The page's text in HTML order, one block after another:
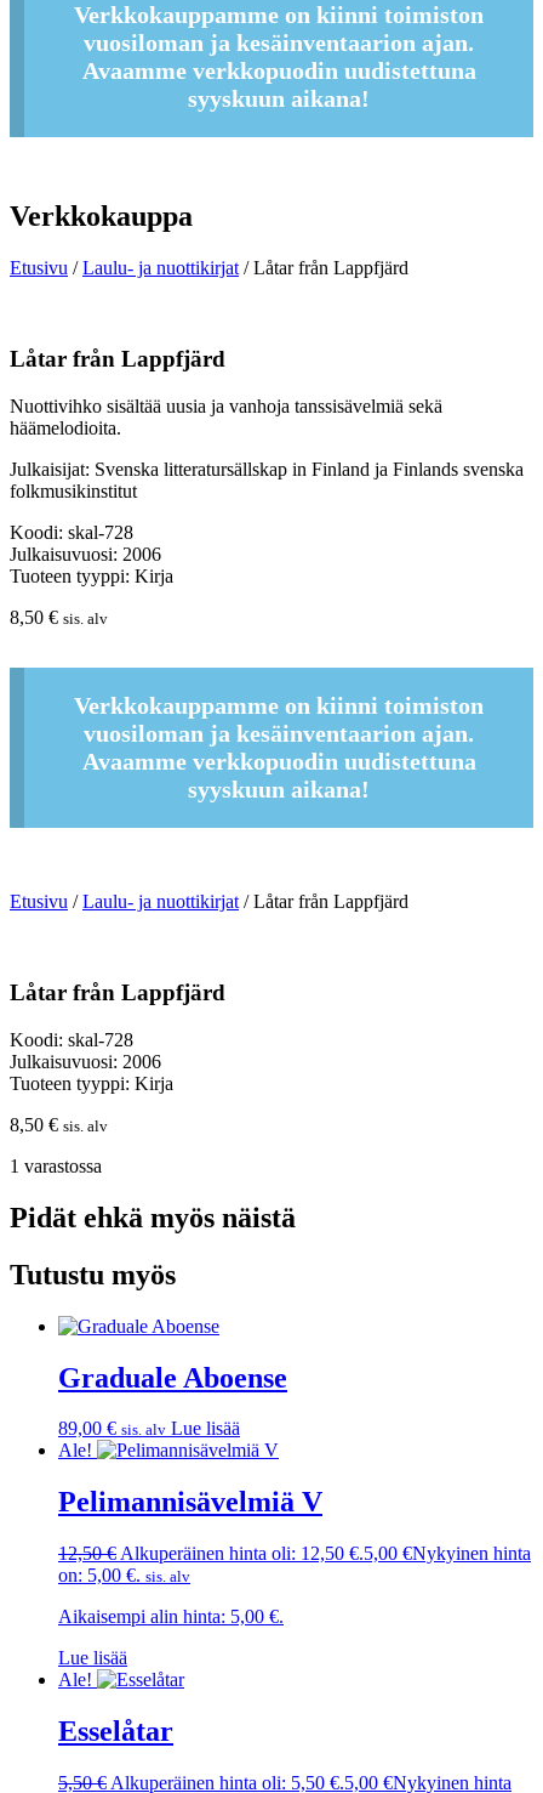
Verkkokauppamme on kiinni toimiston
vuosiloman ja kesäinventaarion ajan.
Avaamme verkkopuodin uudistettuna
syyskuun aikana!
Verkkokauppa
Etusivu /Laulu- ja nuottikirjat / Låtar från Lappfjärd
Låtar från Lappfjärd
Nuottivihko sisältää uusia ja vanhoja tanssisävelmiä sekä
häämelodioita.
Julkaisijat: Svenska litteratursällskap in Finland ja Finlands svenska
folkmusikinstitut
Koodi: skal-728
Julkaisuvuosi: 2006
Tuoteen tyyppi: Kirja
8,50 € sis. alv
Verkkokauppamme on kiinni toimiston
vuosiloman ja kesäinventaarion ajan.
Avaamme verkkopuodin uudistettuna
syyskuun aikana!
Etusivu /Laulu- ja nuottikirjat/ Låtar från Lappfjärd
Låtar från Lappfjärd
Koodi: skal-728
Julkaisuvuosi: 2006
Tuoteen tyyppi: Kirja
8,50 € sis. alv
1 varastossa
Pidät ehkä myös näistä
Tutustu myös
Graduale Aboense
89,00 € sis. alv Lue lisää
Ale!
Pelimannisävelmiä V
12,50€ Alkuperäinen hinta oli: 12,50 €.5,00 €Nykyinen hinta
on: 5,00 €. sis. alv
Aikaisempi alin hinta: 5,00 €.
Lue lisää
Ale!
Esselåtar
5,50€ Alkuperäinen hinta oli: 5,50 €.5,00 €Nykyinen hinta